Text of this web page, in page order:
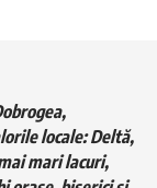
locale: Deltă,
mari lacuri,